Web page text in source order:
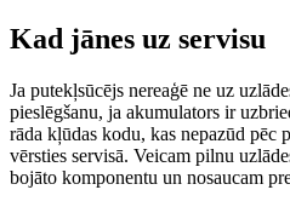
Kad jānes uz servisu
Ja putekļsūcējs nereaģē ne uz
pieslēgšanu, ja akumulators ir
rāda kļūdas kodu, kas nepazūd pēc
vērsties servisā. Veicam pilnu
bojāto komponentu un nosaucam